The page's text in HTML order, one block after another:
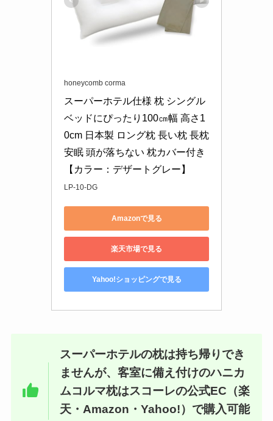
honeycomb corma
スーパーホテル仕様 枕 シングル
ベッドにぴったり100㎝幅 高さ1
0cm 日本製 ロング枕 長い枕 長枕
安眠 頭が落ちない 枕カバー付き
【カラー：デザートグレー】
LP-10-DG
Amazonで見る
楽天市場で見る
Yahoo!ショッピングで見る
スーパーホテルの枕は持ち帰りでき
ませんが、客室に備え付けのハニカ
ムコルマ枕はスコーレの公式EC（楽
天・Amazon・Yahoo!）で購入可能